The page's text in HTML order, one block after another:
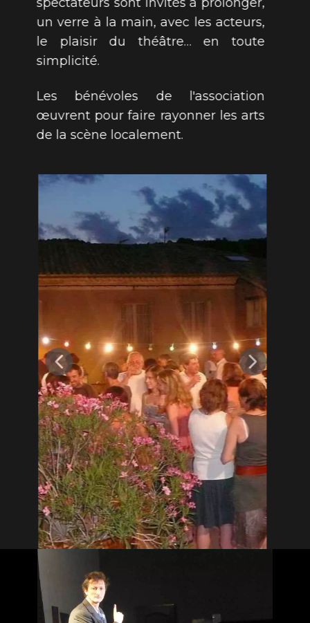
un verre à la main, avec les acteurs,
le plaisir du théâtre… en toute
simplicité.
Les bénévoles de l'association
œuvrent pour faire rayonner les arts
de la scène localement.